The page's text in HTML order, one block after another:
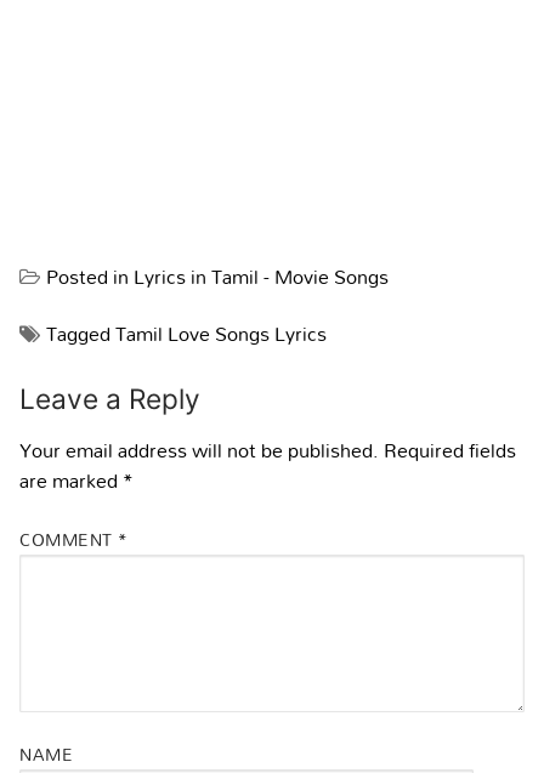
Posted inLyrics in Tamil - Movie Songs
TaggedTamil Love Songs Lyrics
Leave a Reply
Your email address will not be published. Required fields
are marked*
COMMENT *
NAME